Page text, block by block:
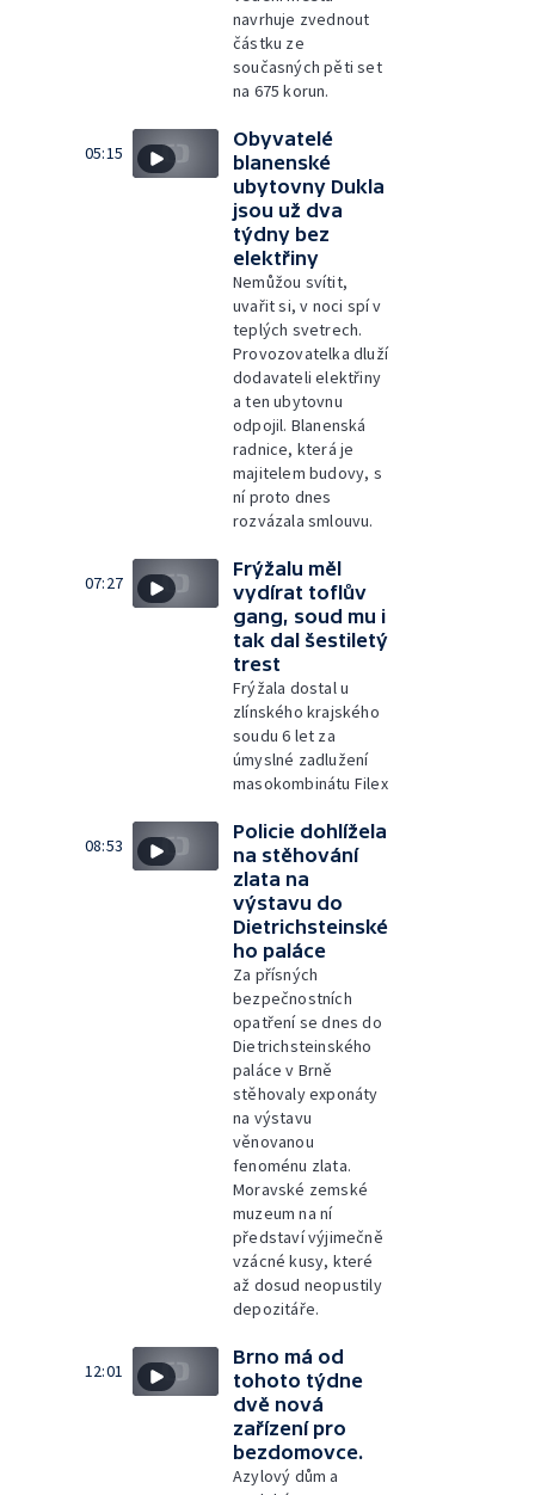
navrhuje zvednout
částku ze
současných pěti set
na 675 korun.
05:15
Obyvatelé
blanenské
ubytovny Dukla
jsou už dva
týdny bez
elektřiny
Nemůžou svítit,
uvařit si, v noci spí v
teplých svetrech.
Provozovatelka dluží
dodavateli elektřiny
a ten ubytovnu
odpojil. Blanenská
radnice, která je
majitelem budovy, s
ní proto dnes
rozvázala smlouvu.
07:27
Frýžalu měl
vydírat toflův
gang, soud mu i
tak dal šestiletý
trest
Frýžala dostal u
zlínského krajského
soudu 6 let za
úmyslné zadlužení
masokombinátu Filex
08:53
Policie dohlížela
na stěhování
zlata na
výstavu do
Dietrichsteinské
ho paláce
Za přísných
bezpečnostních
opatření se dnes do
Dietrichsteinského
paláce v Brně
stěhovaly exponáty
na výstavu
věnovanou
fenoménu zlata.
Moravské zemské
muzeum na ní
představí výjimečně
vzácné kusy, které
až dosud neopustily
depozitáře.
12:01
Brno má od
tohoto týdne
dvě nová
zařízení pro
bezdomovce.
Azylový dům a